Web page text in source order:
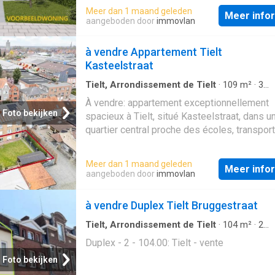
induction, four, lave-vaisselle et coin petit-
Deux salles de bains: une avec douche, une
chambres• Buanderie avec raccords pour
laver et sèche-linge• Double garage avec
automatique et carpo
Meer dan 1 maand geleden
aangeboden doorimmovlan Meer
Foto bekijken
à vendre Appartement Tielt
Kasteelstraat
Tielt, Arrondissement de Tielt · 109 m² · 3
Slaapkamers
Kelder·Parkeerplaats
À vendre: appartement exceptionnellement
spacieux à Tielt, situé Kasteelstraat, dans un
quartier central proche des écoles,
appartement ouvert construit en 1963 offre
de surface habitable et allie confort et
emplacement idéal. La nouvelle chaudière à
tandis que le grand jardin de 300 m²
atout rare en centre-ville. L’agencement est
et lumineux, parfait pour une famille ou pour
qui aiment l’espace. Pièces principales:•
Meer dan 1 maand geleden
aangeboden doorimmovlan Meer
Foto bekijken
à vendre Duplex Tielt Bruggestraat
Tielt, Arrondissement de Tielt · 104m² · 2
Duplex - 2 - 104.00: Tielt - vente